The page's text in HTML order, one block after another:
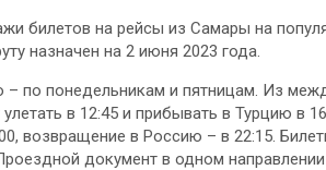
билетов на рейсы из Самары на
назначен на 2 июня 2023 года.
по понедельникам и пятницам. Из
в 12:45 и прибывать в Турцию в
возвращение в Россию – в 22:15.
документ в одном